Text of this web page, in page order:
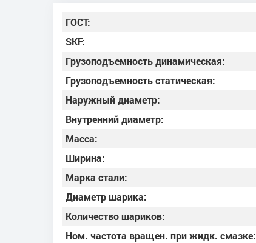
ГОСТ:
SKF:
Грузоподъемность динамическая:
Грузоподъемность статическая:
Наружный диаметр:
Внутренний диаметр:
Масса:
Ширина:
Марка стали:
Диаметр шарика:
Количество шариков:
Ном. частота вращен. при жидк. смазке: